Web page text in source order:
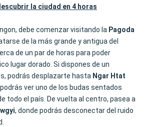
la ciudad en 4 horas
debe comenzar visitando la Pagoda
de la más grande y antigua del
de un par de horas para poder
lugar dorado. Si dispones de un
podrás desplazarte hasta Ngar Htat
ver uno de los budas sentados
todo el país. De vuelta al centro, pasea a
, donde podrás desconectar del ruido